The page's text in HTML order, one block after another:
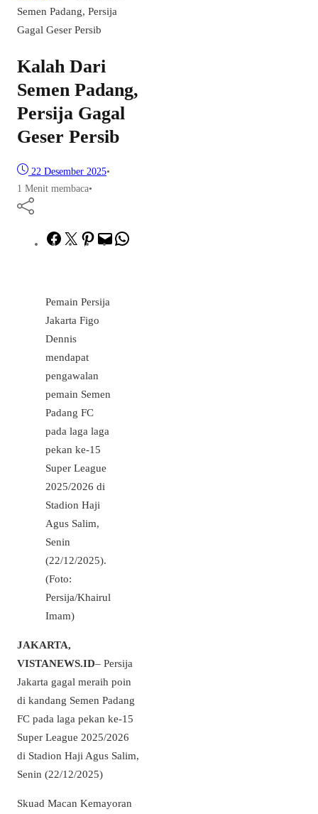
Semen Padang, Persija
Gagal Geser Persib
Kalah Dari
Semen Padang,
Persija Gagal
Geser Persib
22 Desember 2025•
1 Menit membaca•
Facebook
TwitterPinterest
Mail
Pemain Persija
Jakarta Figo
Dennis
mendapat
pengawalan
pemain Semen
Padang FC
pada laga laga
pekan ke-15
Super League
2025/2026 di
Stadion Haji
Agus Salim,
Senin
(22/12/2025).
(Foto:
Persija/Khairul
Imam)
JAKARTA,
VISTANEWS.ID– Persija
Jakarta gagal meraih poin
di kandang Semen Padang
FC pada laga pekan ke-15
Super League 2025/2026
di Stadion Haji Agus Salim,
Senin (22/12/2025)
Skuad Macan Kemayoran